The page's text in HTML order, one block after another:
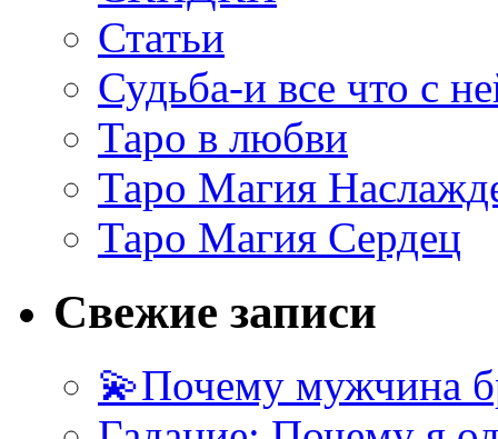
Статьи
Судьба-и все что с
Таро в любви
Таро Магия
Таро Магия Сердец
Свежие записи
💫Почему мужчина